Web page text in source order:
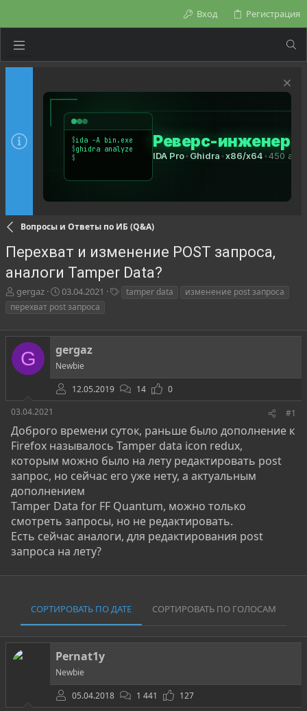
Вход Регистрация
Вопросы и Ответы по ИБ (Q&A)
Перехват и изменение POST запроса,
аналоги Tamper Data?
А
в
о
р
м
gergaz
Д
а
а
н
а
ч
а
л
а
03.04.2021
и
tamper data
изменение post запроса
перехват post запроса
G gergaz
Newbie
12.05.2019
14
0
03.04.2021
#1
Доброго времени суток, раньше было дополнение к
Firefox называлось Tamper data icon redux,
которым можно было на лету редактировать post
запрос, но сейчас его уже нету, а актуальным
дополнением
Tamper Data for FF Quantum, можно только
смотреть запросы, но не редактировать.
Есть сейчас аналоги, для редактирования post
запроса на лету?
СОРТИРОВАТЬ ПО ДАТЕ СОРТИРОВАТЬ ПО ГОЛОСАМ
Pernat1y
Newbie
05.04.2018
1 441
127